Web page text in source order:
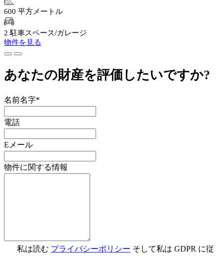
600 平方メートル
2 駐車スペース/ガレージ
物件を見る
あなたの財産を評価したいですか?
名前名字*
電話
Eメール
物件に関する情報
私は読む プライバシーポリシー そして私は GDPR に従